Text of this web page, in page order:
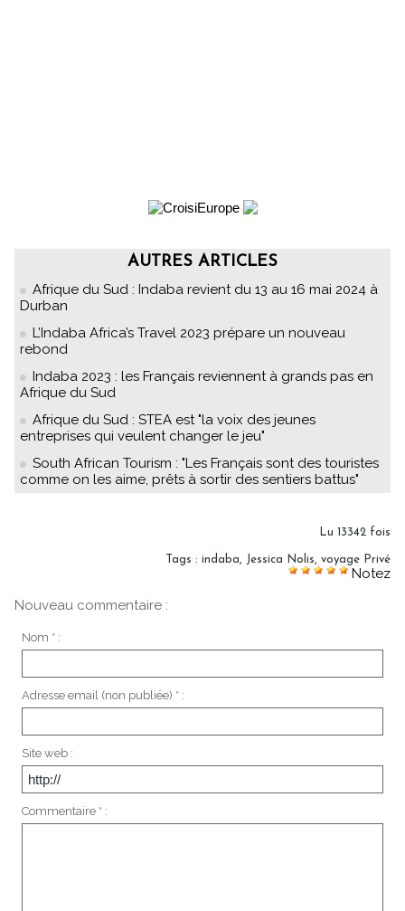
AUTRES ARTICLES
Afrique du Sud : Indaba revient du 13 au 16 mai 2024 à
Durban
L’Indaba Africa’s Travel 2023 prépare un nouveau
rebond
Indaba 2023 : les Français reviennent à grands pas en
Afrique du Sud
Afrique du Sud : STEA est "la voix des jeunes
entreprises qui veulent changer le jeu"
South African Tourism : "Les Français sont des touristes
comme on les aime, prêts à sortir des sentiers battus"
Lu 13342 fois
Tags : indaba, Jessica Nolis, voyage Privé
Notez
Nouveau commentaire :
Nom * :
Adresse email (non publiée) * :
Site web :
Commentaire * :